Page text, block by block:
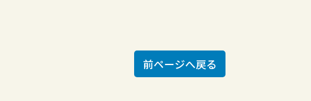
前ページへ戻る